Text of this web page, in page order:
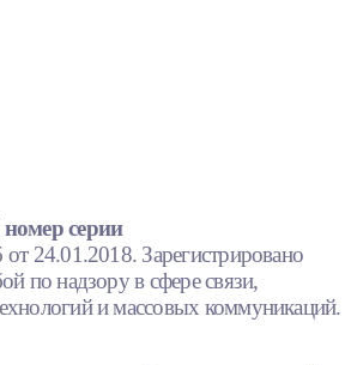
серии
24.01.2018. Зарегистрировано
по надзору в сфере связи,
и массовых коммуникаций.